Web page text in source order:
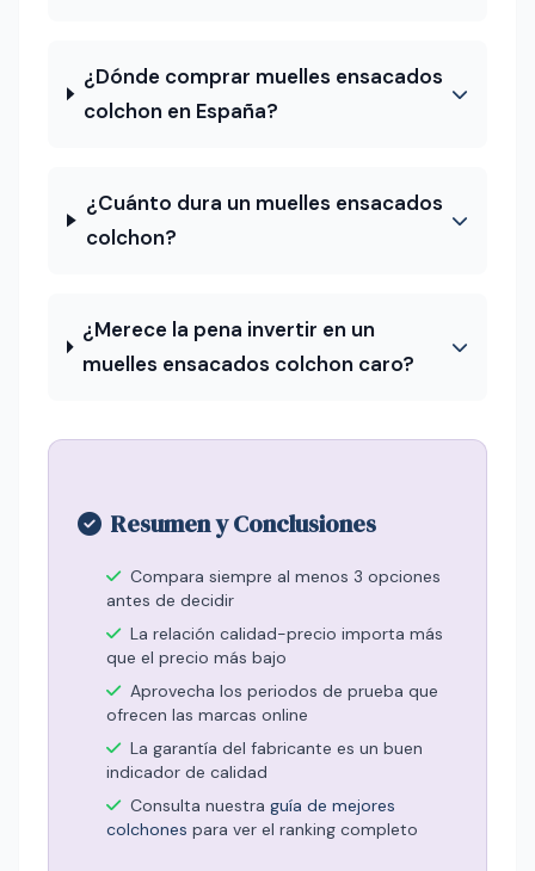
¿Dónde comprar muelles ensacados
colchon en España?
¿Cuánto dura un muelles ensacados
colchon?
¿Merece la pena invertir en un
muelles ensacados colchon caro?
Resumen y Conclusiones
Compara siempre al menos 3 opciones
antes de decidir
La relación calidad-precio importa más
que el precio más bajo
Aprovecha los periodos de prueba que
ofrecen las marcas online
La garantía del fabricante es un buen
indicador de calidad
Consulta nuestra guía de mejores
colchones para ver el ranking completo